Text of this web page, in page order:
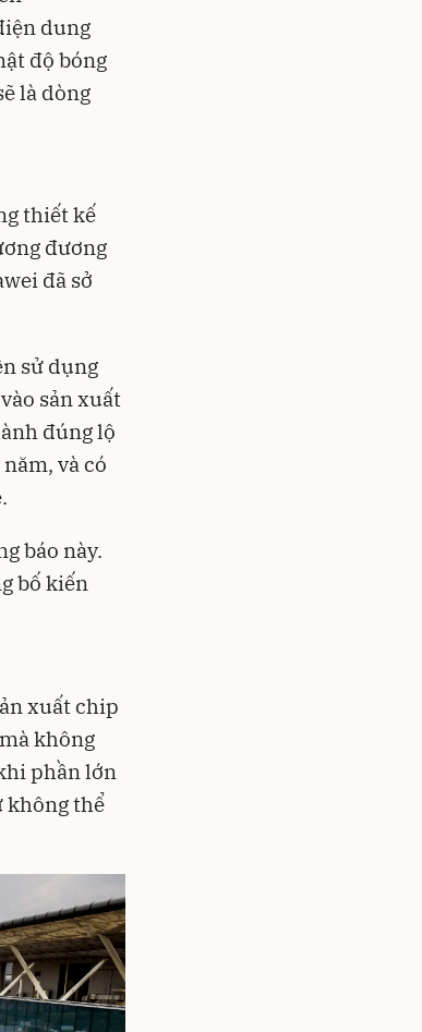
dung
độ bóng
là dòng
thiết kế
đương
đã sở
sử dụng
sản xuất
đúng lộ
và có
báo này.
bố kiến
xuất chip
không
phần lớn
không thể